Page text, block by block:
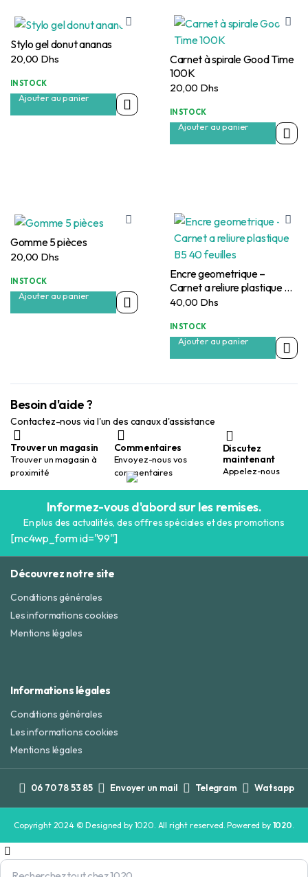
Stylo gel donut ananas
20,00 Dhs
IN STOCK
Ajouter au panier
Carnet à spirale Good Time
100K
20,00 Dhs
IN STOCK
Ajouter au panier
Gomme 5 pièces
20,00 Dhs
IN STOCK
Ajouter au panier
Encre geometrique –
Carnet a reliure plastique B5
40 feuilles
40,00 Dhs
IN STOCK
Ajouter au panier
Besoin d'aide ?
Contactez-nous via l'un des canaux d'assistance
Trouver un magasin
Trouver un magasin à
proximité
Commentaires
Envoyez-nous vos
commentaires
Discutez
maintenant
Appelez-nous
Informez-vous d'abord sur les remises.
En plus des actualités, des offres spéciales et des promotions
[mc4wp_form id="99"]
Découvrez notre site
Conditions générales
Les informations cookies
Mentions légales
Informations légales
Conditions générales
Les informations cookies
Mentions légales
06 70 78 53 85 Envoyer un mail Telegram Watsapp
Copyright 2024 © Designed by 1020. All right reserved. Powered by 1020